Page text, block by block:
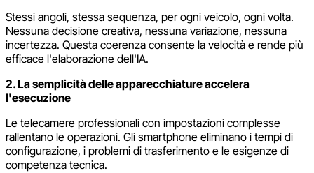
Stessi angoli, stessa sequenza, per ogni veicolo, ogni volta.
Nessuna decisione creativa, nessuna variazione, nessuna
incertezza. Questa coerenza consente la velocità e rende più
efficace l'elaborazione dell'IA.
2. La semplicità delle apparecchiature accelera
l'esecuzione
Le telecamere professionali con impostazioni complesse
rallentano le operazioni. Gli smartphone eliminano i tempi di
configurazione, i problemi di trasferimento e le esigenze di
competenza tecnica.